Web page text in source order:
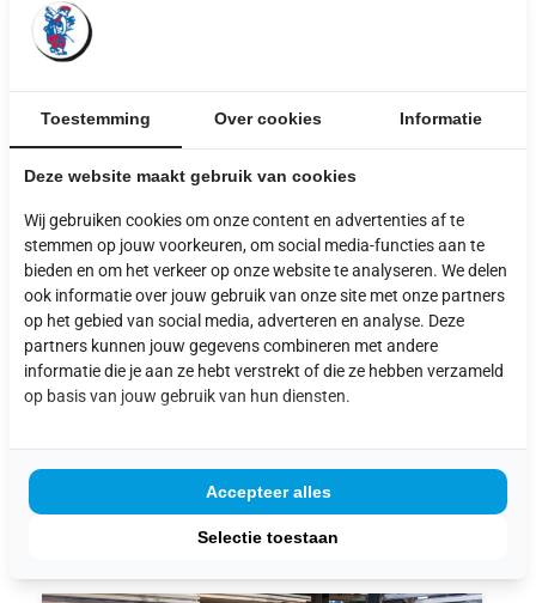
gaan lang mee. Of je nu professioneel aan de
slag gaat of gewoon een tof DIY-project wilt
maken, dit materiaal biedt volop mogelijkheden.
Kom gerust langs in de winkel om zelf jouw
favoriete balken uit te zoeken en advies te
krijgen over de mogelijkheden. We helpen je
graag verder!
Pad 2 Kar D
UITGELICHTE
PRODUCTEN
Toestemming Over cookies Informatie
Deze website maakt gebruik van cookies
Wij gebruiken cookies om onze content en advertenties af te
stemmen op jouw voorkeuren, om social media-functies aan te
bieden en om het verkeer op onze website te analyseren. We delen
ook informatie over jouw gebruik van onze site met onze partners
op het gebied van social media, adverteren en analyse. Deze
partners kunnen jouw gegevens combineren met andere
informatie die je aan ze hebt verstrekt of die ze hebben verzameld
op basis van jouw gebruik van hun diensten.
Selectie toestaan
Accepteer alles